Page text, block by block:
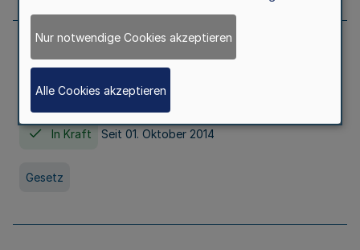
Gesetz über die Hochschulen des Landes
Nordrhein-Westfalen (Hochschulgesetz -
HG)
In Kraft Seit 01. Oktober 2014
Gesetz
Nur notwendige Cookies akzeptieren
Alle Cookies akzeptieren